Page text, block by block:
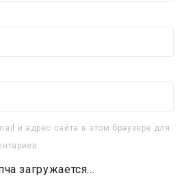
и адрес сайта в этом браузере для
загружается...